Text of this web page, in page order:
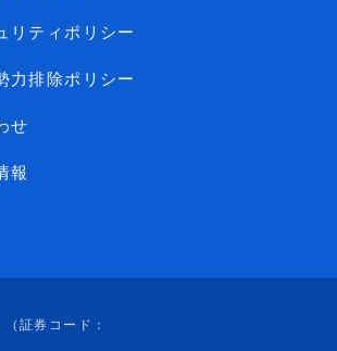
リティポリシー
力排除ポリシー
せ
報